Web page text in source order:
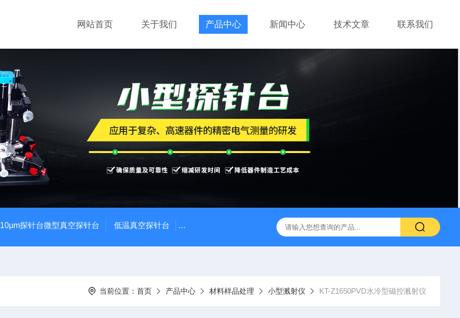
网站首页 关于我们 产品中心 新闻中心 技术文章 联系我们
10μm探针台微型真空探针台 低温真空探针台 小型蒸镀仪 定制不锈钢真空腔体 KT-Z4019MRL4T小型真空探针台
当前位置： 首页 产品中心 材料样品处理 小型溅射仪 KT-Z1650PVD水冷型磁控溅射仪